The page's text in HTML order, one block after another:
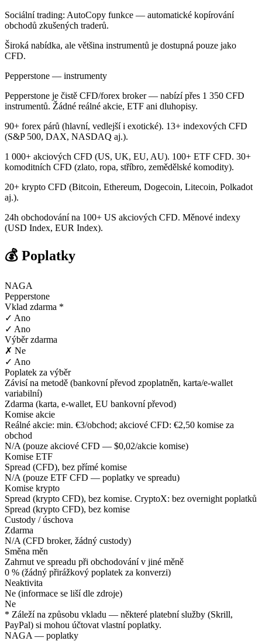
Sociální trading: AutoCopy funkce — automatické kopírování
obchodů zkušených traderů.
Široká nabídka, ale většina instrumentů je dostupná pouze jako
CFD.
Pepperstone — instrumenty
Pepperstone je čistě CFD/forex broker — nabízí přes 1 350 CFD
instrumentů. Žádné reálné akcie, ETF ani dluhopisy.
90+ forex párů (hlavní, vedlejší i exotické). 13+ indexových CFD
(S&P 500, DAX, NASDAQ aj.).
1 000+ akciových CFD (US, UK, EU, AU). 100+ ETF CFD. 30+
komoditních CFD (zlato, ropa, stříbro, zemědělské komodity).
20+ krypto CFD (Bitcoin, Ethereum, Dogecoin, Litecoin, Polkadot
aj.).
24h obchodování na 100+ US akciových CFD. Měnové indexy
(USD Index, EUR Index).
💰 Poplatky
NAGA
Pepperstone
Vklad zdarma *
✓ Ano
✓ Ano
Výběr zdarma
✗ Ne
✓ Ano
Poplatek za výběr
Závisí na metodě (bankovní převod zpoplatněn, karta/e-wallet
variabilní)
Zdarma (karta, e-wallet, EU bankovní převod)
Komise akcie
Reálné akcie: min. €3/obchod; akciové CFD: €2,50 komise za
obchod
N/A (pouze akciové CFD — $0,02/akcie komise)
Komise ETF
Spread (CFD), bez přímé komise
N/A (pouze ETF CFD — poplatky ve spreadu)
Komise krypto
Spread (krypto CFD), bez komise. CryptoX: bez overnight poplatků
Spread (krypto CFD), bez komise
Custody / úschova
Zdarma
N/A (CFD broker, žádný custody)
Směna měn
Zahrnut ve spreadu při obchodování v jiné měně
0 % (žádný přirážkový poplatek za konverzi)
Neaktivita
Ne (informace se liší dle zdroje)
Ne
* Záleží na způsobu vkladu — některé platební služby (Skrill,
PayPal) si mohou účtovat vlastní poplatky.
NAGA — poplatky